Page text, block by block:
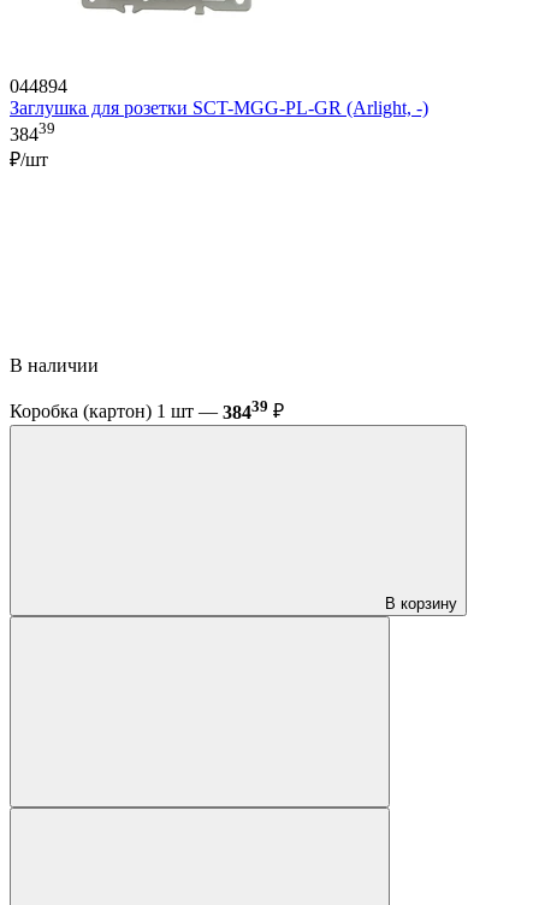
044894
Заглушка для розетки SCT-MGG-PL-GR (Arlight, -)
38439
₽/шт
В наличии
Коробка (картон) 1 шт — 38439 ₽
В корзину